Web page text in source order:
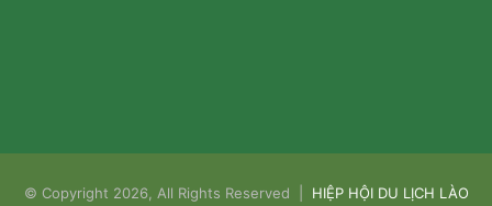
© Copyright 2026, All Rights Reserved | HIỆP HỘI DU LỊCH LÀO